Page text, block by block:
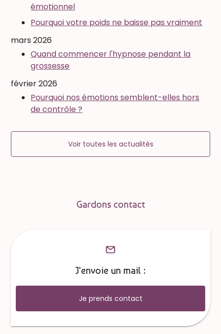
émotionnel
Pourquoi votre poids ne baisse pas vraiment
mars 2026
Quand commencer l'hypnose pendant la
grossesse
février 2026
Pourquoi nos émotions semblent-elles hors
de contrôle ?
Voir toutes les actualités
Gardons contact
J'envoie un mail :
Je prends contact